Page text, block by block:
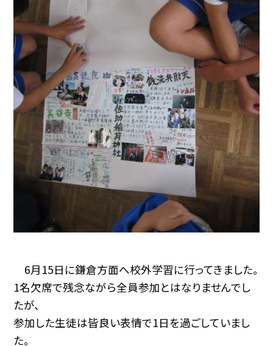
6月15日に鎌倉方面へ校外学習に行ってきました。
1名欠席で残念ながら全員参加とはなりませんでし
たが、
参加した生徒は皆良い表情で1日を過ごしていまし
た。